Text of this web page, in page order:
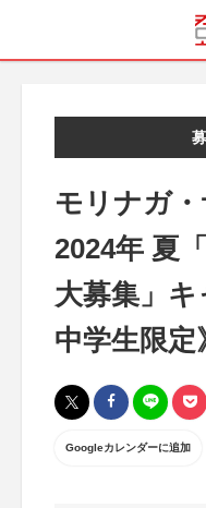
モリナガ
2024年 夏
大募集」キ
中学生限定
Googleカレンダーに追加